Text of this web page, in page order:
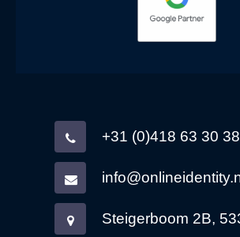
+31 (0)418 63 30 38
Steigerboom 2B,